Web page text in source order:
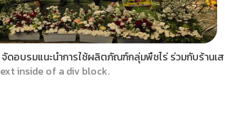
ดอบรมแนะนำการใช้ผลิตภัณฑ์กลุ่มพืชไร่ ร่วมกับร้านเ
inside of a div block.